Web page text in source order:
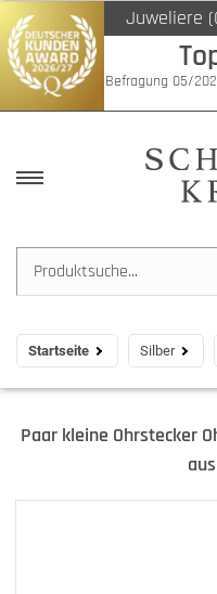
Juweliere
Befragung 05/
Startseite Silber
Paar kleine Ohrstecker